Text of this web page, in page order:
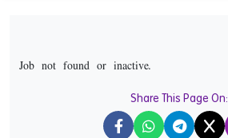
Job not found or inactive.
Share This Page On:
X